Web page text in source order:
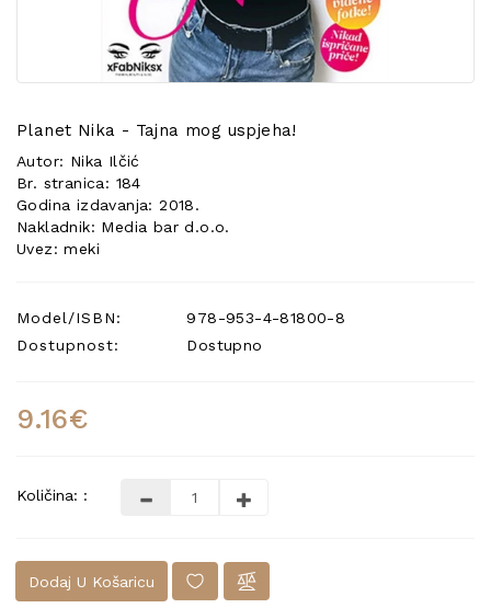
Planet Nika - Tajna mog uspjeha!
Autor: Nika Ilčić
Br. stranica: 184
Godina izdavanja: 2018.
Nakladnik: Media bar d.o.o.
Uvez: meki
Model/ISBN:
978-953-4-81800-8
Dostupnost:
Dostupno
9.16€
Količina: :
Dodaj U Košaricu